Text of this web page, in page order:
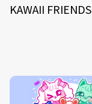
KAWAII FRIENDS